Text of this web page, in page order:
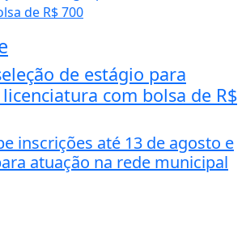
de estágio para
com bolsa de R$
inscrições até 13 de agosto e
atuação na rede municipal